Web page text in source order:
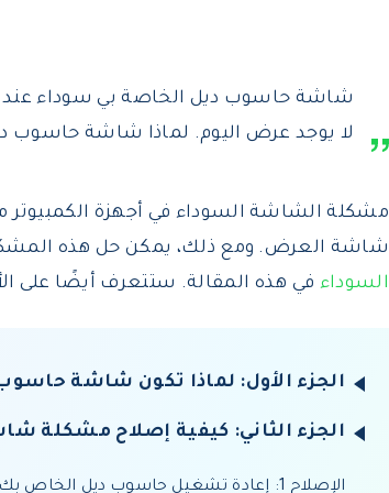
شاشة حاسوب ديل الخاصة بي سوداء
لا يوجد عرض اليوم. لماذا شاشة
مشكلة الشاشة السوداء في أجهزة الكمبيوتر
شاشة العرض. ومع ذلك، يمكن حل هذه المشكلة بنسبة 100٪، وستجد
السوداء في هذه المقالة. ستتعرف أيضًا على
الجزء الأول: لماذا تكون شاشة
الجزء الثاني: كيفية إصلاح مشكلة
الإصلاح 1: إعادة تشغيل حاسوب ديل الخاص بك